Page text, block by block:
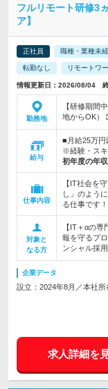
フルリモート研修3
ア】
正社員 職種・業種未
転勤なし リモートワ
情報更新日：2026/08/04
勤務地
【研修期間
地からOK）
給与
■月給25万円
※経験・スキ
初年度の年収
仕事内容
【IT社会を
し」のよう
る仕事です！
対象と
なる方
【IT＋αの
報を守るプ
ンシャル採用
企業データ
設立：2024年8月／本社
求人詳細を